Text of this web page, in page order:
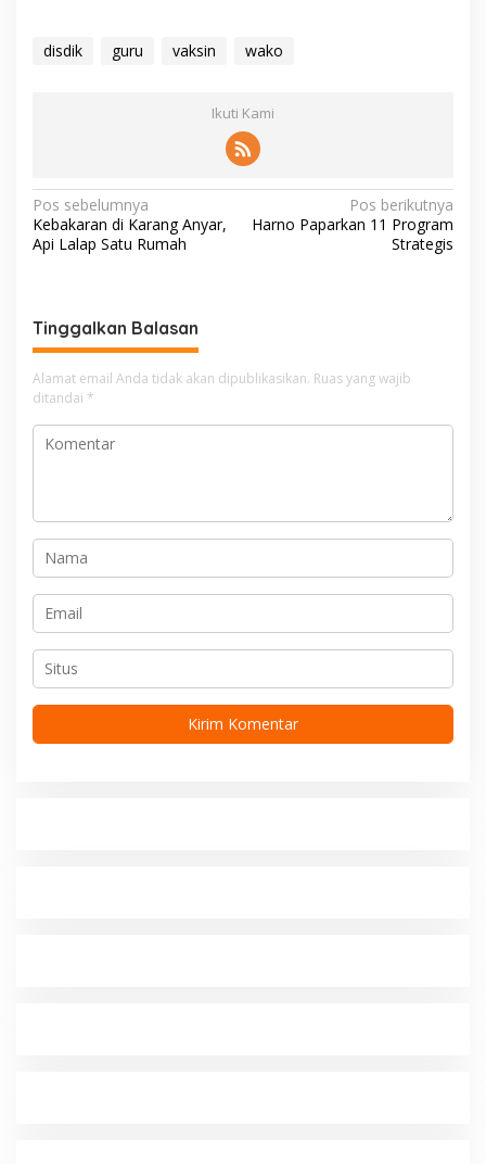
disdik guru vaksin wako
Ikuti Kami
N
a
g
a
s
i
p
s
Pos sebelumnya
Kebakaran di Karang Anyar,
Api Lalap Satu Rumah
Pos berikutnya
Harno Paparkan 11 Program
Strategis
Tinggalkan Balasan
Alamat email Anda tidak akan dipublikasikan. Ruas yang wajib
ditandai *